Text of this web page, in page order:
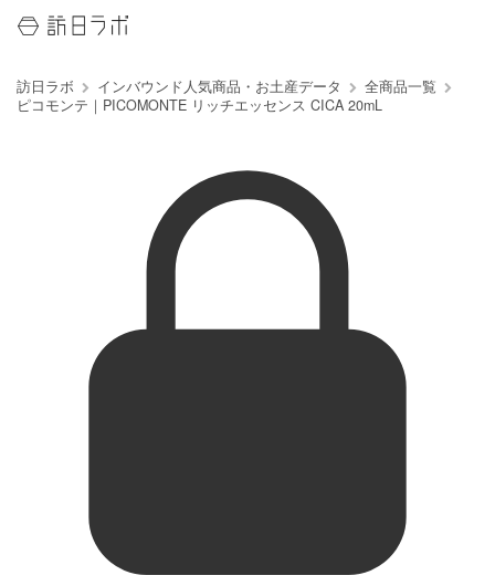
訪日ラボ インバウンド人気商品・お土産データ
全商品一覧
ピコモンテ｜PICOMONTE リッチエッセンス CICA 20mL